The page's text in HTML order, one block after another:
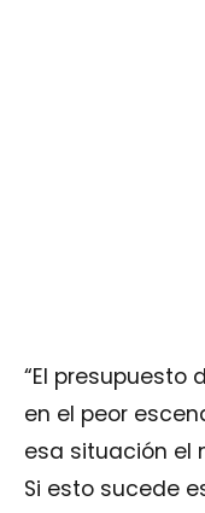
“El presupuesto
en el peor
esa situación el
Si esto sucede